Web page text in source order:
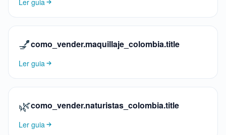
Ler guia
💅como_vender.maquillaje_colombia.title
Ler guia
🌿como_vender.naturistas_colombia.title
Ler guia